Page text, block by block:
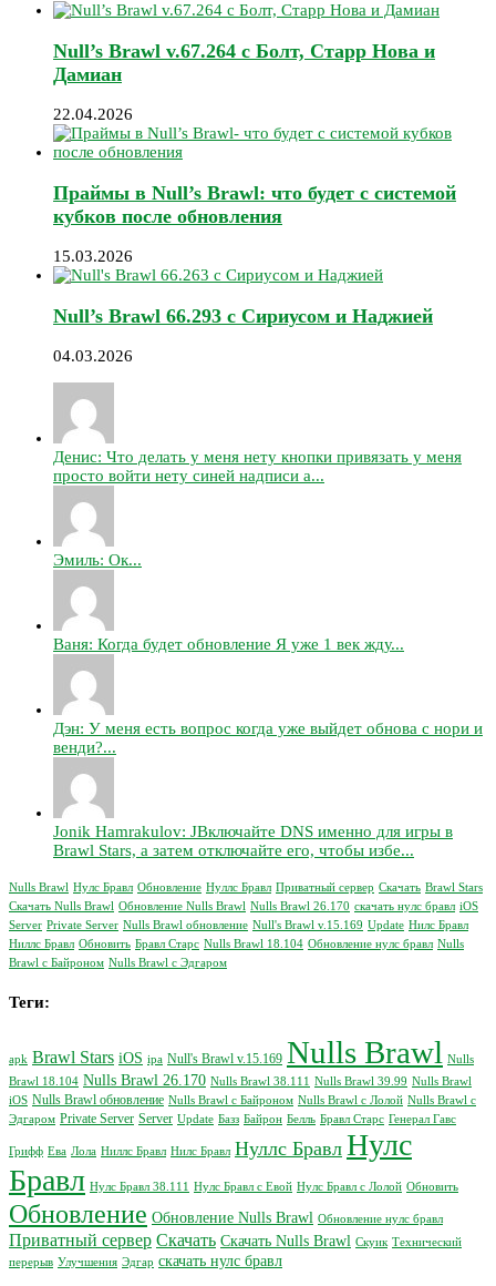
Null’s Brawl v.67.264 с Болт, Старр Нова и
Дамиан
22.04.2026
Праймы в Null’s Brawl: что будет с системой
кубков после обновления
15.03.2026
Null’s Brawl 66.293 с Сириусом и Наджией
04.03.2026
Денис: Что делать у меня нету кнопки привязать у меня
просто войти нету синей надписи а...
Эмиль: Ок...
Ваня: Когда будет обновление Я уже 1 век жду...
Дэн: У меня есть вопрос когда уже выйдет обнова с нори и
венди?...
Jonik Hamrakulov: JВключайте DNS именно для игры в
Brawl Stars, а затем отключайте его, чтобы избе...
Nulls Brawl Нулс Бравл Обновление Нуллс Бравл Приватный сервер Скачать Brawl Stars
Скачать Nulls Brawl Обновление Nulls Brawl Nulls Brawl 26.170 скачать нулс бравл iOS
Server Private Server Nulls Brawl обновление Null's Brawl v.15.169 Update Нилс Бравл
Ниллс Бравл Обновить Бравл Старс Nulls Brawl 18.104 Обновление нулс бравл Nulls
Brawl с Байроном Nulls Brawl с Эдгаром
Теги:
apk Brawl Stars iOS ipa Null's Brawl v.15.169 Nulls Brawl Nulls
Brawl 18.104 Nulls Brawl 26.170 Nulls Brawl 38.111 Nulls Brawl 39.99 Nulls Brawl
iOS Nulls Brawl обновление Nulls Brawl с Байроном Nulls Brawl с Лолой Nulls Brawl с
Эдгаром Private Server Server Update Базз Байрон Белль Бравл Старс Генерал Гавс
Грифф Ева Лола Ниллс Бравл Нилс Бравл Нуллс Бравл Нулс
Бравл Нулс Бравл 38.111 Нулс Бравл с Евой Нулс Бравл с Лолой Обновить
Обновление Обновление Nulls Brawl Обновление нулс бравл
Приватный сервер Скачать Скачать Nulls Brawl Скуик Технический
перерыв Улучшения Эдгар скачать нулс бравл